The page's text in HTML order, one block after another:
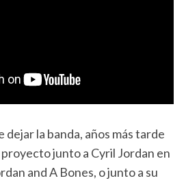
dejar la banda, años más tarde
junto a Cyril Jordan en
and A Bones, o junto a su